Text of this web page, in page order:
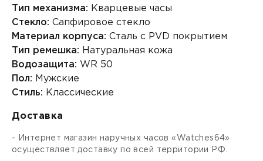
Тип механизма: Кварцевые часы
Стекло: Сапфировое стекло
Материал корпуса: Сталь с PVD покрытием
Тип ремешка: Натуральная кожа
Водозащита: WR 50
Пол: Мужские
Стиль: Классические
Доставка
- Интернет магазин наручных часов «Watches64»
осуществляет доставку по всей территории РФ.